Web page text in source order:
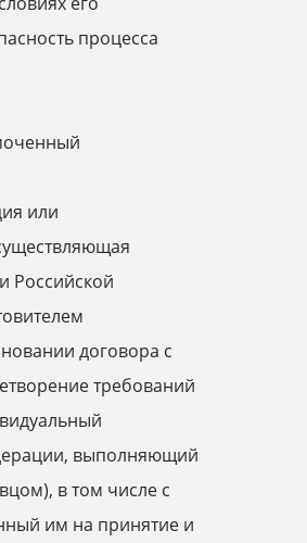
процесса
или
Российской
договора с
требований
выполняющий
в том числе с
им на принятие и